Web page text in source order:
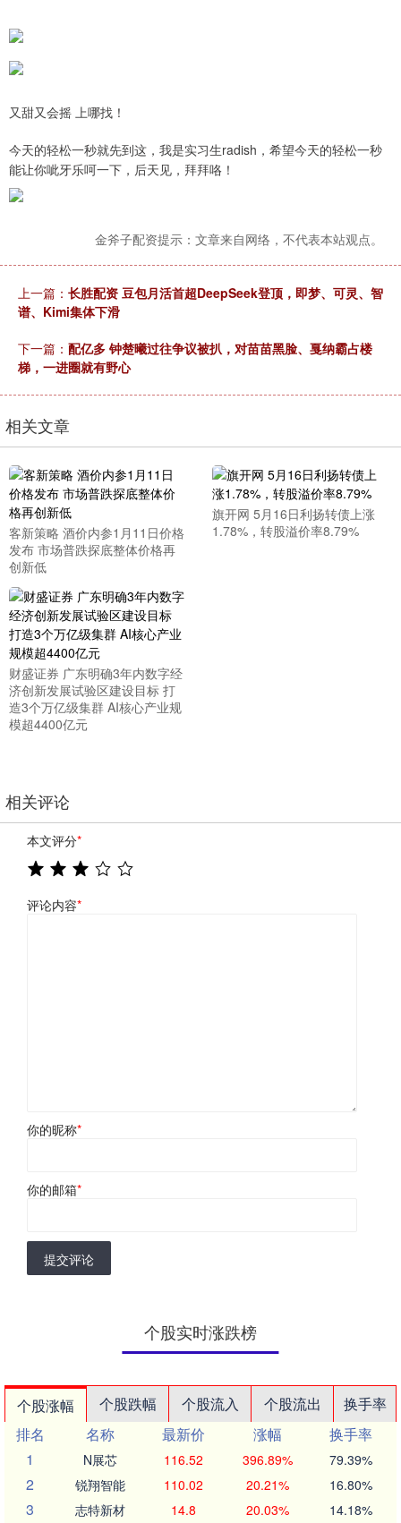
又甜又会摇 上哪找！
今天的轻松一秒就先到这，我是实习生radish，希望今天的轻松一秒
能让你呲牙乐呵一下，后天见，拜拜咯！
金斧子配资提示：文章来自网络，不代表本站观点。
上一篇： 长胜配资 豆包月活首超DeepSeek登顶，即梦、可灵、智
谱、Kimi集体下滑
下一篇： 配亿多 钟楚曦过往争议被扒，对苗苗黑脸、戛纳霸占楼
梯，一进圈就有野心
相关文章
客新策略 酒价内参1月11日价格
发布 市场普跌探底整体价格再
创新低
旗开网 5月16日利扬转债上涨
1.78%，转股溢价率8.79%
财盛证券 广东明确3年内数字经
济创新发展试验区建设目标 打
造3个万亿级集群 AI核心产业规
模超4400亿元
相关评论
本文评分*
评论内容*
你的昵称*
你的邮箱*
提交评论
个股实时涨跌榜
个股涨幅 个股跌幅 个股流入 个股流出
换手率
排名
名称 最新价 涨幅
换手率
1
N展芯 116.52 396.89% 79.39%
2 锐翔智能 110.02 20.21% 16.80%
3 志特新材 14.8 20.03% 14.18%